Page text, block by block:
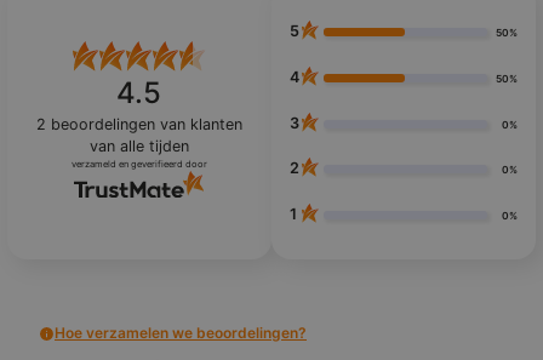
4.5
2 beoordelingen van klanten
van alle tijden
verzameld en geverifieerd door
5 50%
4 50%
3 0%
2 0%
1 0%
Hoe verzamelen we beoordelingen?